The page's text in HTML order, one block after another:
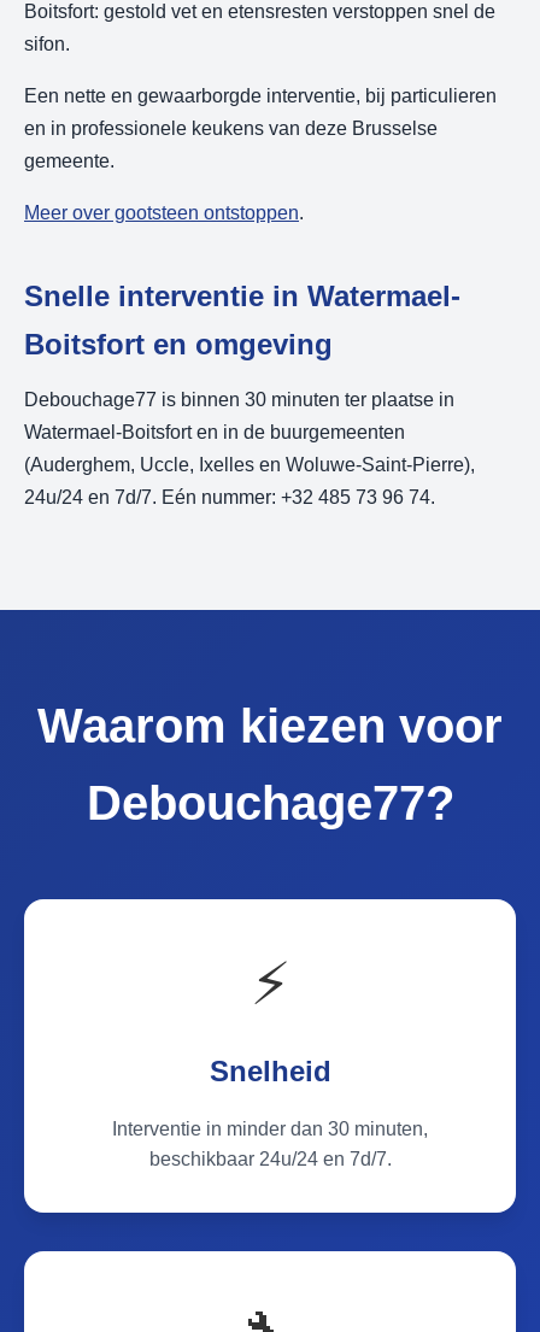
Boitsfort: gestold vet en etensresten verstoppen snel de
sifon.
Een nette en gewaarborgde interventie, bij particulieren
en in professionele keukens van deze Brusselse
gemeente.
Meer over gootsteen ontstoppen.
Snelle interventie in Watermael-
Boitsfort en omgeving
Debouchage77 is binnen 30 minuten ter plaatse in
Watermael-Boitsfort en in de buurgemeenten
(Auderghem, Uccle, Ixelles en Woluwe-Saint-Pierre),
24u/24 en 7d/7. Eén nummer: +32 485 73 96 74.
Waarom kiezen voor
Debouchage77?
⚡
Snelheid
Interventie in minder dan 30 minuten,
beschikbaar 24u/24 en 7d/7.